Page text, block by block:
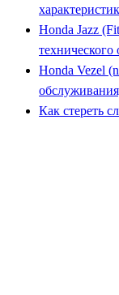
Honda Jazz
Honda Vezel
Как стереть